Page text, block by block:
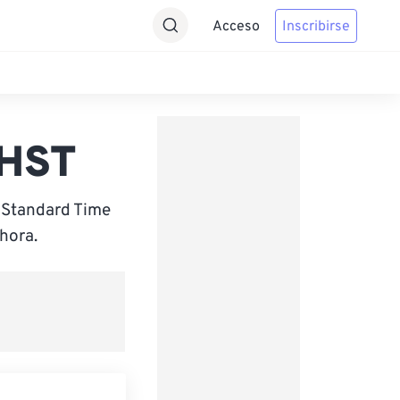
Acceso Inscribirse
Time